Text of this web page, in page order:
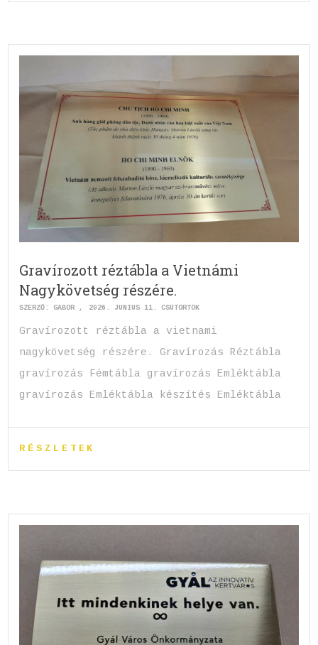
Gravírozott réztábla a Vietnámi
Nagykövetség részére.
SZERZŐ:GABOR 2026. JÚNIUS 11. CSÜTÖRTÖK
Gravírozott réztábla a vietnami
nagykövetség részére. Gravírozás Réztábla
gravírozás Fémtábla gravírozás Emléktábla
gravírozás Emléktábla készítés Emléktábla
RÉSZLETEK